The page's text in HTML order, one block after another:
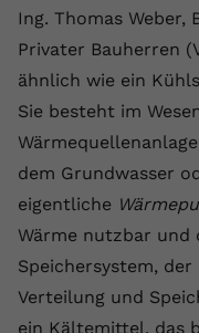
Ing. Thomas Weber,
Privater Bauherren
ähnlich wie ein
Sie besteht im
dem Grundwasser
eigentliche
Wärme nutzbar und
Speichersystem,
Verteilung und
ein Kältemittel, das
Anbieter
Zweck
Laufzeit 2
Zweck
setzt.
Name
Anbieter